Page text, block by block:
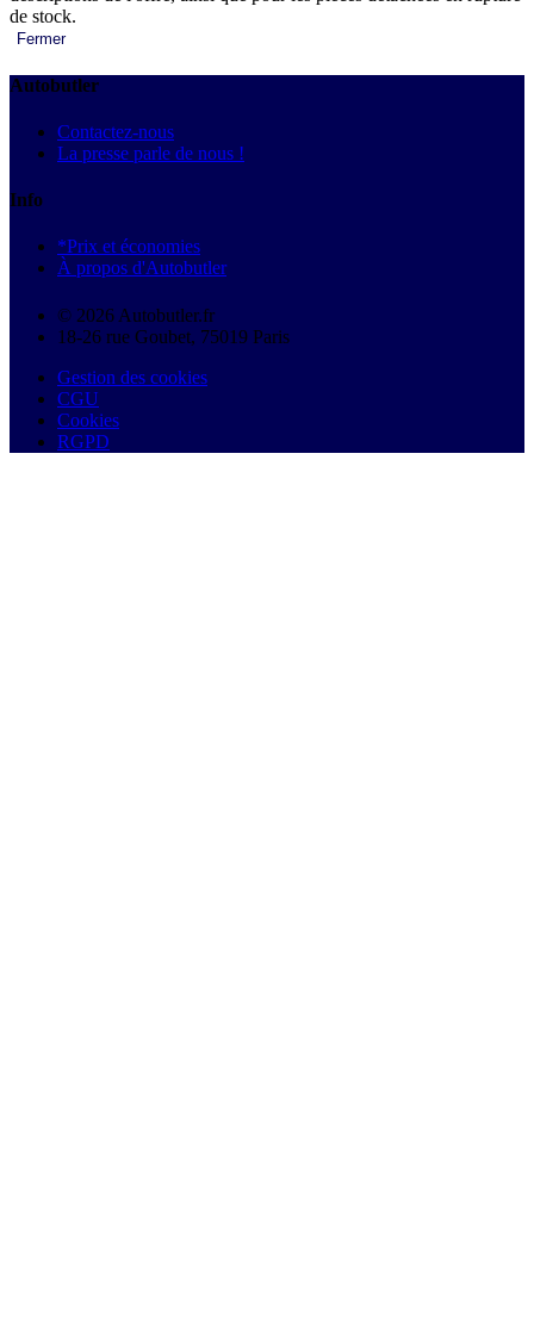
de stock.
Fermer
Autobutler
Contactez-nous
La presse parle de nous !
Info
*Prix et économies
À propos d'Autobutler
© 2026 Autobutler.fr
18-26 rue Goubet, 75019 Paris
Gestion des cookies
CGU
Cookies
RGPD